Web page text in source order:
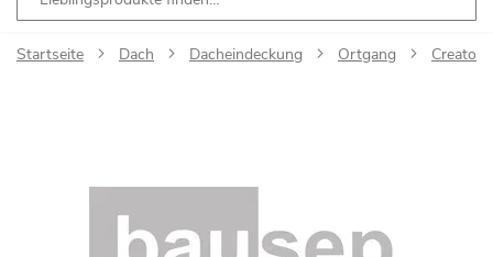
Startseite Dach Dacheindeckung Ortgang Creaton